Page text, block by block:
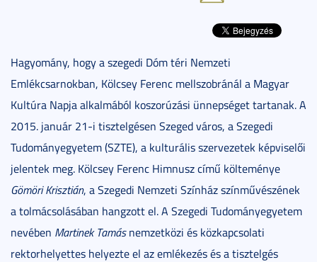
Hagyomány, hogy a szegedi Dóm téri Nemzeti
Emlékcsarnokban, Kölcsey Ferenc mellszobránál a Magyar
Kultúra Napja alkalmából koszorúzási ünnepséget tartanak. A
2015. január 21-i tisztelgésen Szeged város, a Szegedi
Tudományegyetem (SZTE), a kulturális szervezetek képviselői
jelentek meg. Kölcsey Ferenc Himnusz című költeménye
Gömöri Krisztián, a Szegedi Nemzeti Színház színművészének
a tolmácsolásában hangzott el. A Szegedi Tudományegyetem
nevében Martinek Tamásnemzetközi és közkapcsolati
rektorhelyettes helyezte el az emlékezés és a tisztelgés